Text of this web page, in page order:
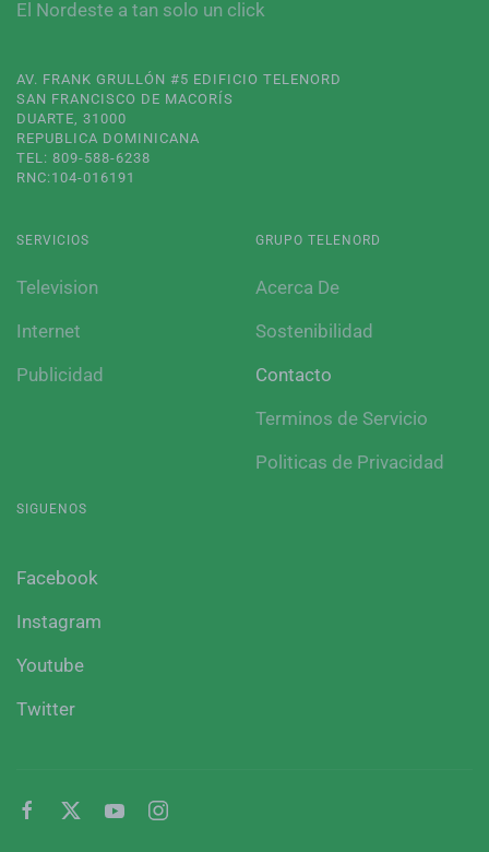
El Nordeste a tan solo un click
AV. FRANK GRULLÓN #5 EDIFICIO TELENORD
SAN FRANCISCO DE MACORÍS
DUARTE, 31000
REPUBLICA DOMINICANA
TEL: 809-588-6238
RNC:104-016191
SERVICIOS
Television
Internet
Publicidad
GRUPO TELENORD
Acerca De
Sostenibilidad
Contacto
Terminos de Servicio
Politicas de Privacidad
SIGUENOS
Facebook
Instagram
Youtube
Twitter